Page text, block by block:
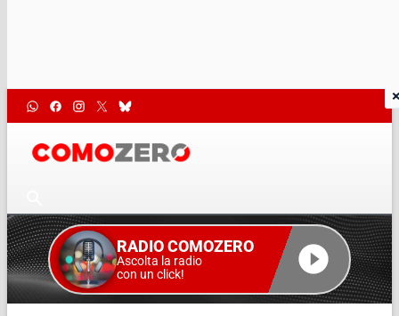
RADIO COMOZERO
Ascolta la radio
con un click!